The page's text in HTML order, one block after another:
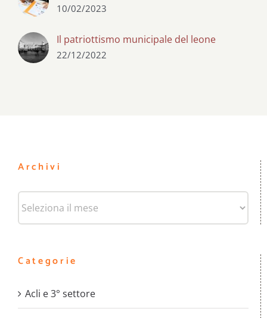
10/02/2023
Il patriottismo municipale del leone
22/12/2022
Archivi
Categorie
Acli e 3° settore